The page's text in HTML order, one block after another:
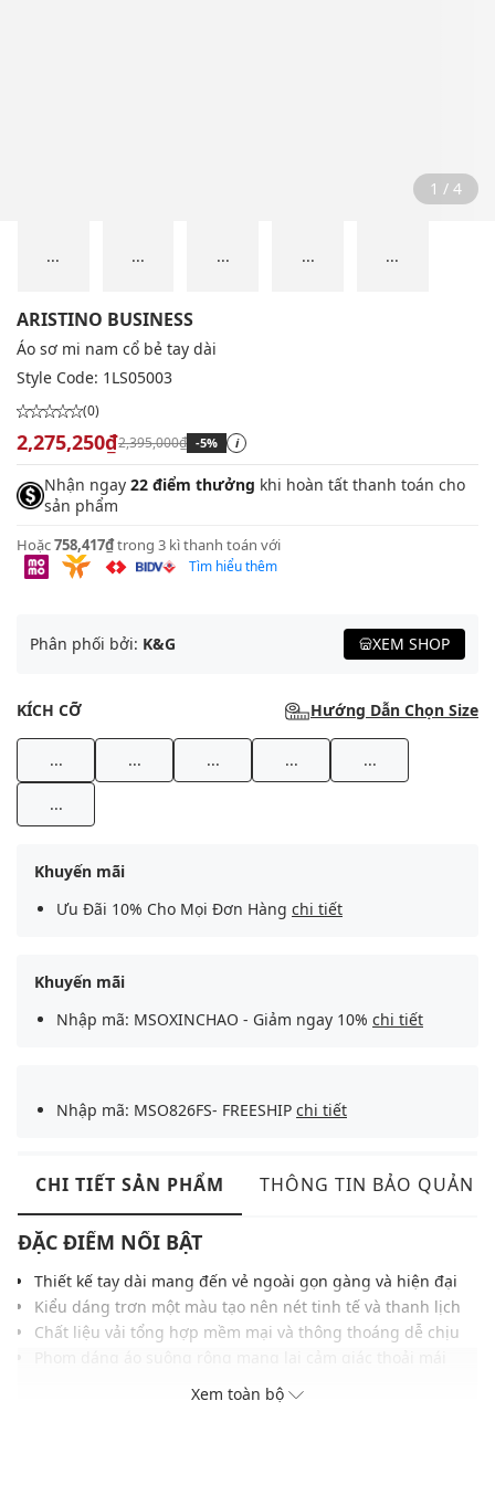
2 / 4
... ... ... ... ...
ARISTINO BUSINESS
Áo sơ mi nam cổ bẻ tay dài
Style Code: 1LS05003
(0)
2,275,250₫2,395,000₫ -5% i
Nhận ngay 22 điểm thưởng khi hoàn tất thanh toán cho
sản phẩm
Hoặc758,417₫trong 3 kì thanh toán với
Tìm hiểu thêm
Phân phối bởi: K&G XEM SHOP
KÍCH CỠ Hướng Dẫn Chọn Size
... ... ... ... ...
...
Khuyến mãi
Ưu Đãi 10% Cho Mọi Đơn Hàng chi tiết
Khuyến mãi
Nhập mã: MSOXINCHAO - Giảm ngay 10% chi tiết
Nhập mã: MSO826FS- FREESHIP chi tiết
CHI TIẾT SẢN PHẨM THÔNG TIN BẢO QUẢN
ĐẶC ĐIỂM NỔI BẬT
Thiết kế tay dài mang đến vẻ ngoài gọn gàng và hiện đại
Kiểu dáng trơn một màu tạo nên nét tinh tế và thanh lịch
Chất liệu vải tổng hợp mềm mại và thông thoáng dễ chịu
Hàng khuy thẳng hàng được hoàn thiện chỉn chu sắc sảo
Màu trắng thanh lịch tạo điểm nhấn trang nhã và cuốn hút
Xem toàn bộ